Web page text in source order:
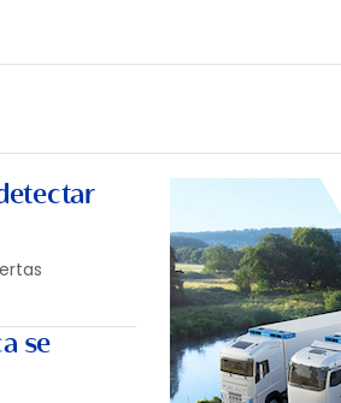
SEMANALES
se